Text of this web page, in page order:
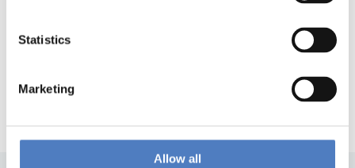
Statistics
Marketing
Allow all
59